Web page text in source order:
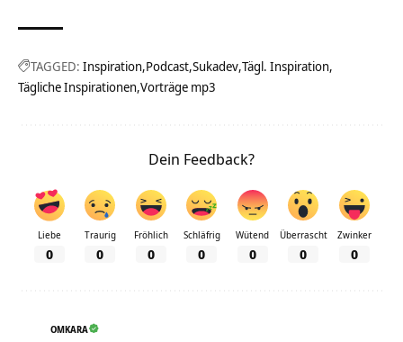
TAGGED: Inspiration Podcast Sukadev Tägl. Inspiration
Tägliche Inspirationen Vorträge mp3
Dein Feedback?
Liebe
0
Traurig
0
Fröhlich
0
Schläfrig
0
Wütend
0
Überrascht
0
Zwinker
0
OMKARA